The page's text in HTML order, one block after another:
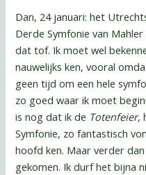
Dan, 24 januari: het
Derde Symfonie van
dat tof. Ik moet wel
nauwelijks ken, vooral
geen tijd om een hele
zo goed waar ik moet
is nog dat ik de Totenfeier,
Symfonie, zo fantastisch
hoofd ken. Maar verder
gekomen. Ik durf het bijna